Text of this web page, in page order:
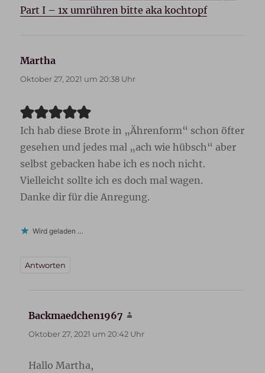
Part I – 1x umrühren bitte aka kochtopf
Martha
Oktober 27, 2021 um 20:38 Uhr
Ich hab diese Brote in „Ährenform“ schon öfter
gesehen und jedes mal „ach wie hübsch“ aber
selbst gebacken habe ich es noch nicht.
Vielleicht sollte ich es doch mal wagen.
Danke dir für die Anregung.
Wird geladen …
Antworten
Backmaedchen1967
Oktober 27, 2021 um 20:42 Uhr
Hallo Martha,